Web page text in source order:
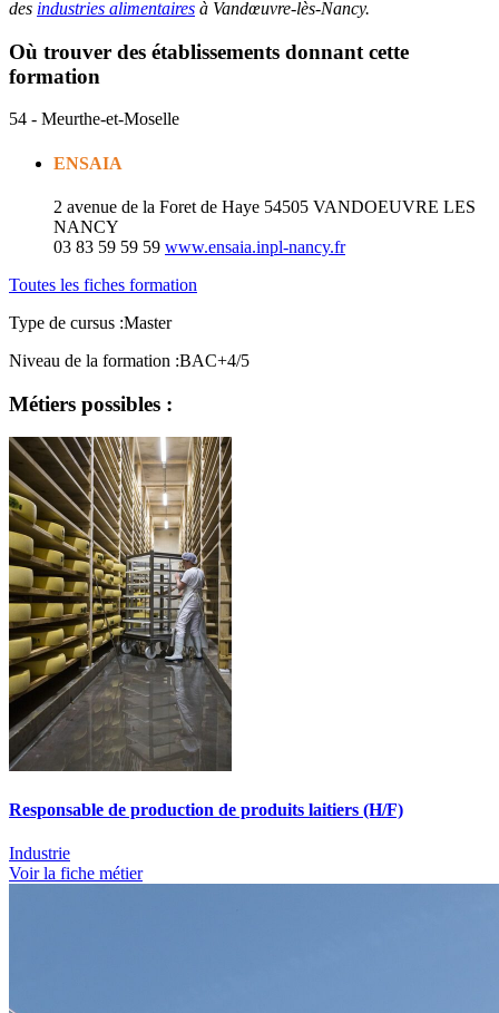
des industries alimentaires à Vandœuvre-lès-Nancy.
Où trouver des établissements donnant cette
formation
54 - Meurthe-et-Moselle
ENSAIA
2 avenue de la Foret de Haye 54505 VANDOEUVRE LES
NANCY
03 83 59 59 59 www.ensaia.inpl-nancy.fr
Toutes les fiches formation
Type de cursus :Master
Niveau de la formation :BAC+4/5
Métiers possibles :
Responsable de production de produits laitiers (H/F)
Industrie
Voir la fiche métier